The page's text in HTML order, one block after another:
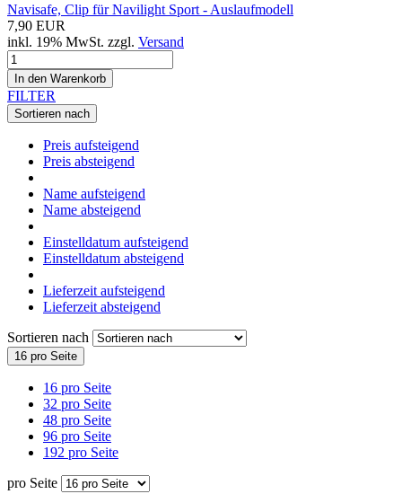
Navisafe, Clip für Navilight Sport - Auslaufmodell
7,90 EUR
inkl. 19% MwSt. zzgl. Versand
In den Warenkorb
FILTER
Sortieren nach
Preis aufsteigend
Preis absteigend
Name aufsteigend
Name absteigend
Einstelldatum aufsteigend
Einstelldatum absteigend
Lieferzeit aufsteigend
Lieferzeit absteigend
Sortieren nach
16 pro Seite
16 pro Seite
32 pro Seite
48 pro Seite
96 pro Seite
192 pro Seite
pro Seite